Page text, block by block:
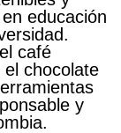
educación
café
chocolate
y